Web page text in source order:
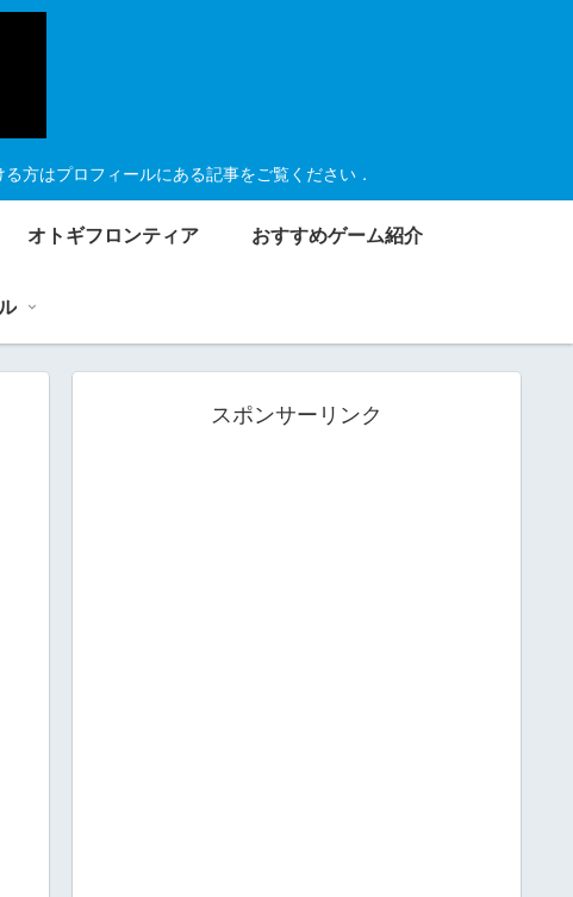
方はプロフィールにある記事をご覧ください．
オトギフロンティア おすすめゲーム紹介
スポンサーリンク